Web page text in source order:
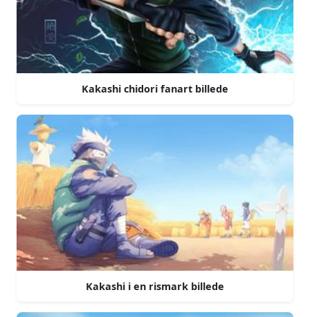
Kakashi chidori fanart billede
Kakashi i en rismark billede